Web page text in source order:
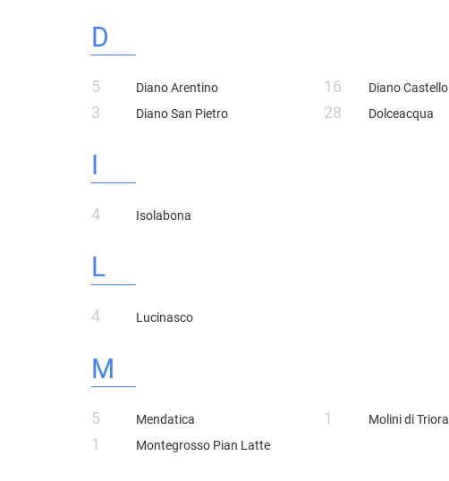
D
5 Diano Arentino 16 Diano Castello
3 Diano San Pietro 28 Dolceacqua
I
4 Isolabona
L
4 Lucinasco
M
5 Mendatica 1 Molini di Triora
1 Montegrosso Pian Latte